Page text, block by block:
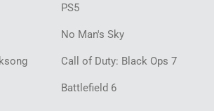
PS5
No Man's Sky
Call of Duty: Black Ops 7
Battlefield 6